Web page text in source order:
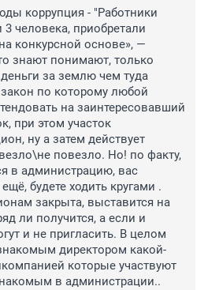
коррупция - "Работники
человека, приобретали
конкурсной основе», —
знают понимают, только
за землю чем туда
закон по которому любой
на заинтересовавший
при этом участок
ну а затем действует
повезло. Но! по факту,
в администрацию, вас
будете ходить кругами .
закрыта, выставится на
ли получится, а если и
и не пригласить. В целом
директором какой-
которые участвуют
в администрации..